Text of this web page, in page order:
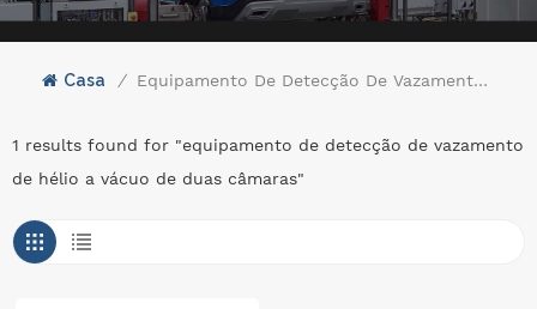
Casa / Equipamento De Detecção De Vazamento De Hélio A Vácuo De Duas Câmaras
1 results found for "equipamento de detecção de vazamento
de hélio a vácuo de duas câmaras"